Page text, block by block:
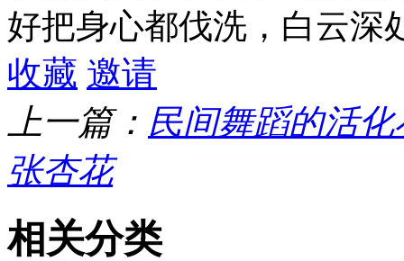
好把身心都伐洗，白云深
收藏 邀请
上一篇： 民间舞蹈的活
张杏花
相关分类